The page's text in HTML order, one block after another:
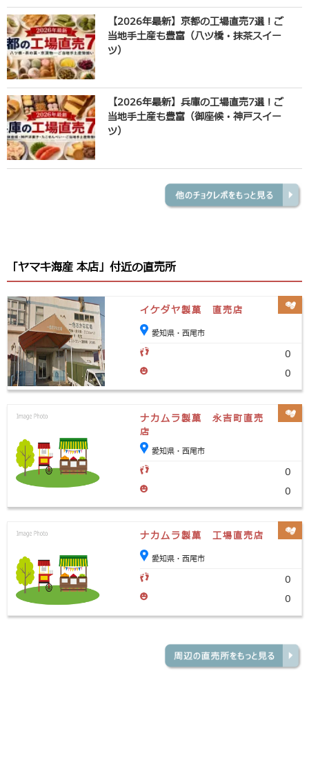
【2026年最新】京都の工場直売7選！ご
当地手土産も豊富（八ツ橋・抹茶スイー
ツ）
【2026年最新】兵庫の工場直売7選！ご
当地手土産も豊富（御座候・神戸スイー
ツ）
「ヤマキ海産 本店」付近の直売所
イケダヤ製菓 直売店
愛知県・西尾市
0
0
ナカムラ製菓 永吉町直売
店
愛知県・西尾市
0
0
ナカムラ製菓 工場直売店
愛知県・西尾市
0
0